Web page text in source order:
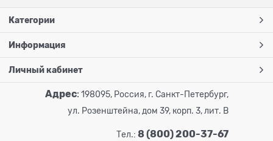
Категории
Информация
Личный кабинет
Адрес: 198095, Россия, г. Санкт-Петербург,
ул. Розенштейна, дом 39, корп. 3, лит. В
Тел.: 8 (800) 200-37-67